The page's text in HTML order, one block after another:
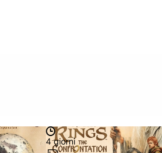
4 giorni